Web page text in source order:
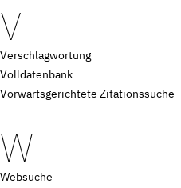
V
Verschlagwortung
Volldatenbank
Vorwärtsgerichtete Zitationssuche
W
Websuche